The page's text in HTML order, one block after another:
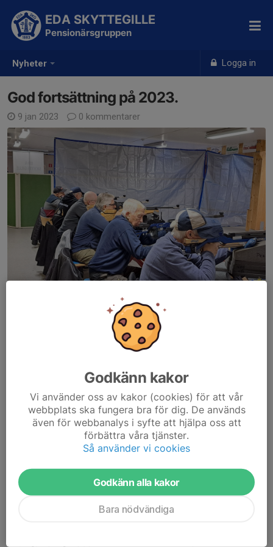
Nyheter Logga in
EDA SKYTTEGILLE
Pensionärsgruppen
God fortsättning på 2023.
9 jan 2023 0 kommentarer
Nu är det dags att ladda om.
På onsdag den 11/1 från 10.00 är det dags igen för er att skjuta
Och naturligtvis avsluta med kaffe och bröd fån Källmans.
Härligt välkomna!
Dela nyhet
Kommentarer
Godkänn kakor
Vi använder oss av kakor (cookies) för att vår
webbplats ska fungera bra för dig. De används
även för webbanalys i syfte att hjälpa oss att
förbättra våra tjänster.
Så använder vi cookies
Godkänn alla kakor
Bara nödvändiga